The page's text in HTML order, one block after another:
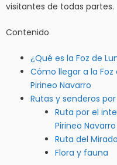
visitantes de todas partes.
Contenido
¿Qué es la Foz de
Cómo llegar a la
Pirineo Navarro
Rutas y senderos
Ruta por el
Pirineo Navarro
Ruta del
Flora y fauna